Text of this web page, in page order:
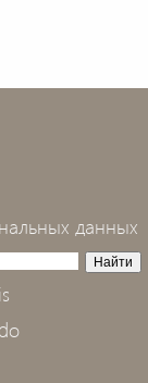
данных